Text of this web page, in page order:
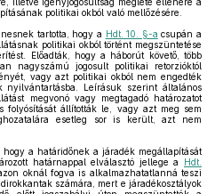
politikai okból való mellőzésére.
tartotta, hogy a Hdt. 10. §-a csupán a
politikai okból történt megszüntetése
Előadták, hogy a háborút követő, több
nagyszámú jogosult politikai retorzióktól
vagy azt politikai okból nem engedték
nyilvántartásba. Leírásuk szerint általános
megvonó vagy megtagadó határozatot
folyósítását állították le, vagy azt meg sem
esetleg sor is került, azt nem
a határidőnek a járadék megállapítását
határnappal elválasztó jellege a Hdt.
oknál fogva is alkalmazhatatlanná teszi
számára, mert e járadékosztályok